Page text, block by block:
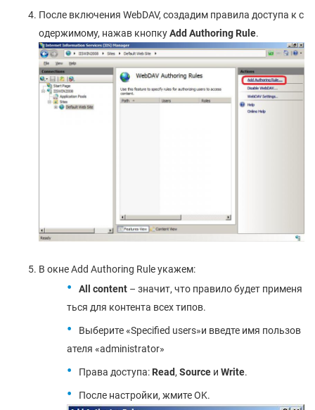
После включения WebDAV, создадим правила доступа к с
одержимому, нажав кнопкуAdd Authoring Rule.
В окне Add Authoring Rule укажем:
All content – значит, что правило будет применя
ться для контента всех типов.
Выберите «Specified users»и введте имя пользов
ателя «administrator»
Права доступа: Read, Source и Write.
После настройки, жмите OK.